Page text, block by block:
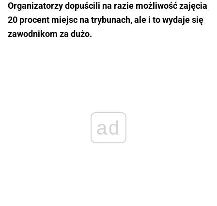
Organizatorzy dopuścili na razie możliwość zajęcia
20 procent miejsc na trybunach, ale i to wydaje się
zawodnikom za dużo.
ad